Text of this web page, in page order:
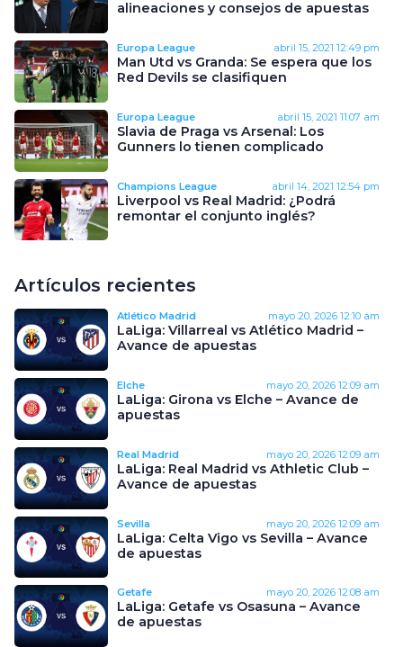
alineaciones y consejos de apuestas
Europa League abril 15, 2021 12:49 pm
Man Utd vs Granda: Se espera que los
Red Devils se clasifiquen
Europa League abril 15, 2021 11:07 am
Slavia de Praga vs Arsenal: Los
Gunners lo tienen complicado
Champions League abril 14, 2021 12:54 pm
Liverpool vs Real Madrid: ¿Podrá
remontar el conjunto inglés?
Artículos recientes
Atlético Madrid mayo 20, 2026 12:10 am
LaLiga: Villarreal vs Atlético Madrid –
Avance de apuestas
Elche mayo 20, 2026 12:09 am
LaLiga: Girona vs Elche – Avance de
apuestas
Real Madrid mayo 20, 2026 12:09 am
LaLiga: Real Madrid vs Athletic Club –
Avance de apuestas
Sevilla mayo 20, 2026 12:09 am
LaLiga: Celta Vigo vs Sevilla – Avance
de apuestas
Getafe mayo 20, 2026 12:08 am
LaLiga: Getafe vs Osasuna – Avance
de apuestas